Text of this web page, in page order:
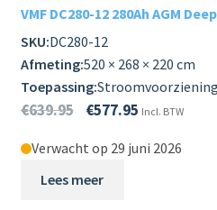
VMF DC280-12 280Ah AGM
SKU:DC280-12
Afmeting:520 × 268 × 220 cm
Toepassing:Stroomvoorziening
€639.95 €577.95 Incl. BTW
Verwacht op 29 juni 2026
Lees meer